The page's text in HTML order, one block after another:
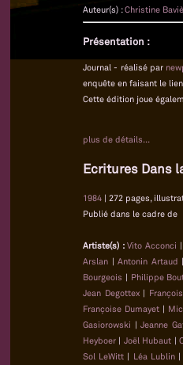
Auteur(s) :Christine
Présentation :
Journal - réalisé par
enquête en faisant le
Cette édition joue
plus de détails...
Ecritures Dans
1984 | 272 pages,
Publié dans le cadre de
Artiste(s) :Vito Acconci |
Arslan |Antonin Artaud |
Bourgeois | Philippe
Jean Degottex|
Françoise Dumayet |
Gasiorowski |Jeanne
Heyboer | Joël Hubaut |
Sol LeWitt | Léa Lublin|